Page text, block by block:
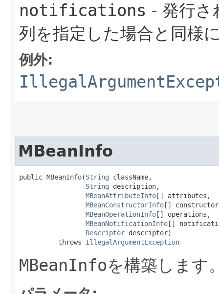
notifications - 発行さ
列を指定した場合と同様
例外:
MBeanInfo
public MBeanInfo​(String className,
String description,
MBeanAttributeInfo [] attributes,
MBeanConstructorInfo []
MBeanOperationInfo [] operations,
MBeanNotificationInfo []
Descriptor descriptor)
          throws
IllegalArgumentException
MBeanInfoを構築します